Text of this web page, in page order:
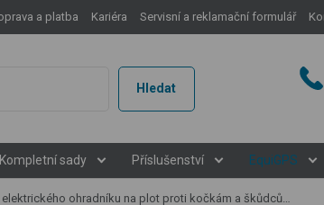
a platba Kariéra Servisní a reklamační formulář
Hledat
Kompletní sady Příslušenství EquiGPS
ohradníku na plot proti kočkám a škůdcům, DUO zdroj, lanko 100m, izolátory 45 ks